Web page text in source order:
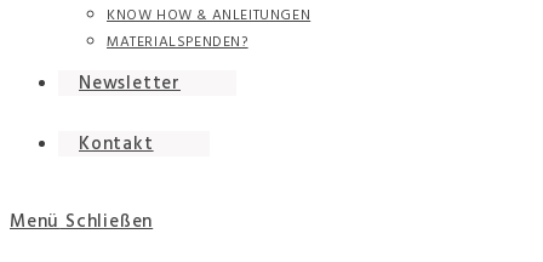
KNOW HOW & ANLEITUNGEN
MATERIALSPENDEN?
Newsletter
Kontakt
Menü Schließen